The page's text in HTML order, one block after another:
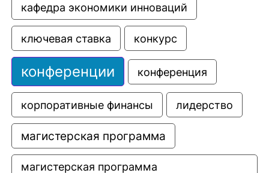
кафедра экономики инноваций
ключевая ставка конкурс
конференции конференция
корпоративные финансы лидерство
магистерская программа
магистерская программа